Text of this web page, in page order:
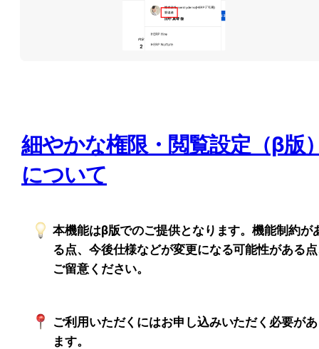
細やかな権限・閲覧設定（β版
について
本機能はβ版でのご提供となります。機能制約が
る点、今後仕様などが変更になる可能性がある
ご留意ください。
ご利用いただくにはお申し込みいただく必要が
ます。